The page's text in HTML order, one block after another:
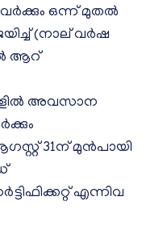
ഒന്ന് മുതൽ
(നാല് വര്‍ഷ
ആറ്
അവസാന
31ന് മുൻപായി
എന്നിവ